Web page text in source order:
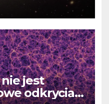
jest
odkrycia